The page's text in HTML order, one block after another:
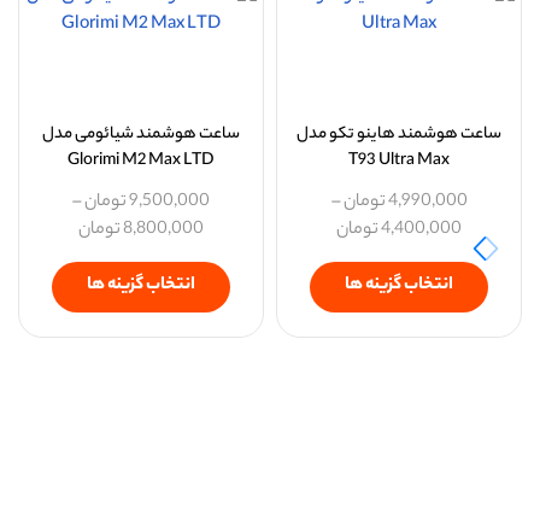
ساعت هوشمند هاینو تکو مدل
T93 Ultra Max
4,990,000تومان–
4,400,000تومان
انتخاب گزینه ها
ساعت هوشمند شیائومی مدل
Glorimi M2 Max LTD
9,500,000تومان–
8,800,000تومان
انتخاب گزینه ها